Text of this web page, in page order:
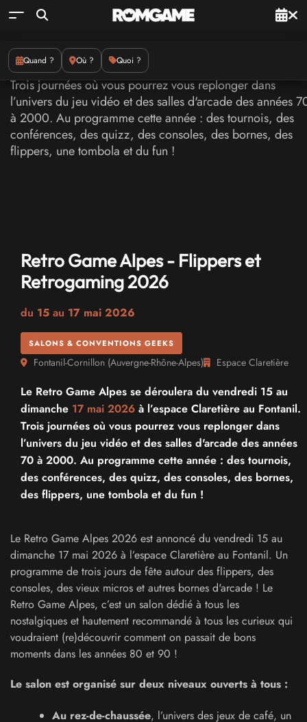
Quand ? Où ? Quoi ?
Retro Game Alpes - Flippers et
Retrogaming 2026
du 15 au 17 mai 2026
SALONS & CONVENTIONS GEEKS
Fontanil-Cornillon (Auvergne-Rhône-Alpes) Espace Claretière
Le Retro Game Alpes se déroulera du vendredi 15 au
dimanche 17 mai 2026 à l’espace Claretière au Fontanil.
Trois journées où vous pourrez vous replonger dans
l’univers du jeu vidéo et des salles d'arcade des années
70 à 2000. Au programme cette année : des tournois,
des conférences, des quizz, des consoles, des bornes,
des flippers, une tombola et du fun !
Le Retro Game Alpes 2026 est annoncé du vendredi 15 au
dimanche 17 mai 2026 à l’espace Claretière au Fontanil. Un
programme de trois jours de fête autour des flippers, des
consoles, des vieux micros et autres bornes d'arcade ! Le
Retro Game Alpes, c’est un salon dédié à tous les
nostalgiques et hautement recommandé à tous les curieux qui
voudraient (re)découvrir comment on passait de bons
moments dans les années 80 et 90 !
Le salon est organisé sur deux niveaux ouverts à tous :
Au rez-de-chaussée, l’univers des jeux de café, un